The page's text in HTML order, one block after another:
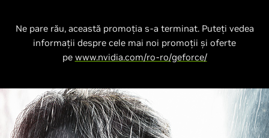
Ne pare rău, această promoția s-a terminat. Puteți vedea
informații despre cele mai noi promoții și oferte
pe www.nvidia.com/ro-ro/geforce/